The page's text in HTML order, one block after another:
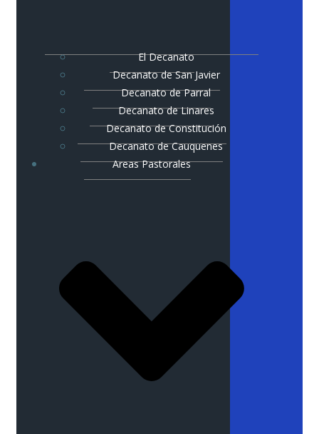
El Decanato
Decanato de San Javier
Decanato de Parral
Decanato de Linares
Decanato de Constitución
Decanato de Cauquenes
Areas Pastorales